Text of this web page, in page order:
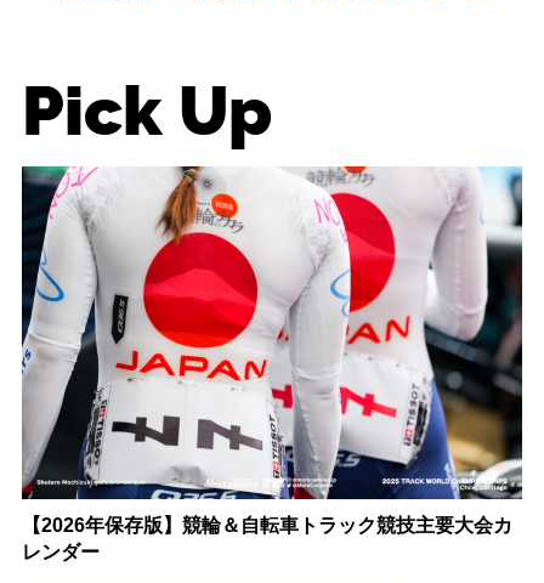
Pick Up
【2026年保存版】競輪＆自転車トラック競技主要大会カ
レンダー